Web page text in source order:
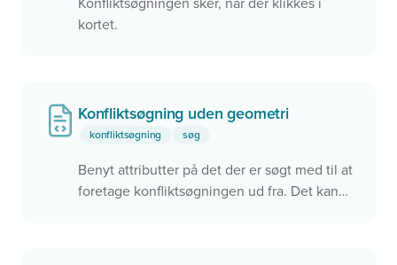
Konfliktsøgningen sker, når der klikkes i
kortet.
Konfliktsøgning uden geometri
konfliktsøgning søg
Benyt attributter på det der er søgt med til at
foretage konfliktsøgningen ud fra. Det kan